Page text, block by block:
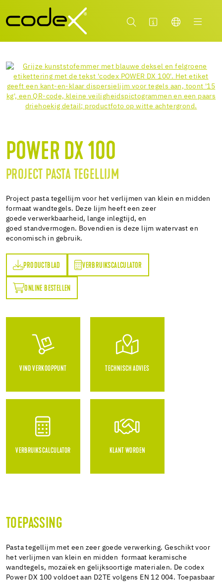
POWER DX 100
PROJECT PASTA TEGELLIJM
Project pasta tegellijm voor het verlijmen van klein en midden
formaat wandtegels. Deze lijm heeft een zeer
goede verwerkbaarheid, lange inlegtijd, en
goed standvermogen. Bovendien is deze lijm watervast en
economisch in gebruik.
PRODUCTBLAD VERBRUIKSCALCULATOR
VERBRUIKSCALCULATOR
ONLINE BESTELLEN
VIND VERKOOPPUNT TECHNISCH ADVIES
VERBRUIKSCALCULATOR KLANT WORDEN
TOEPASSING
Pasta tegellijm met een zeer goede verwerking. Geschikt voor
het verlijmen van klein en midden formaat keramische
wandtegels, mozaïek en gelijksoortige materialen. De codex
Power DX 100 voldoet aan D2TE volgens EN 12 004. Toepasbaar